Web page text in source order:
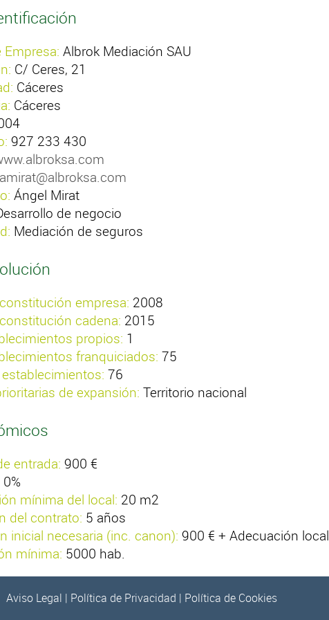
Albrok Mediación SAU
C/ Ceres, 21
Cáceres
Cáceres
927 233 430
amirat@albroksa.com
Ángel Mirat
de negocio
Mediación de seguros
empresa: 2008
cadena: 2015
propios: 1
franquiciados: 75
76
de expansión: Territorio nacional
entrada: 900 €
0%
mínima del local: 20 m2
del contrato: 5 años
inicial necesaria (inc. canon): 900 € + Adecuación local
mínima: 5000 hab.
Aviso Legal | Política de Privacidad | Política de Cookies